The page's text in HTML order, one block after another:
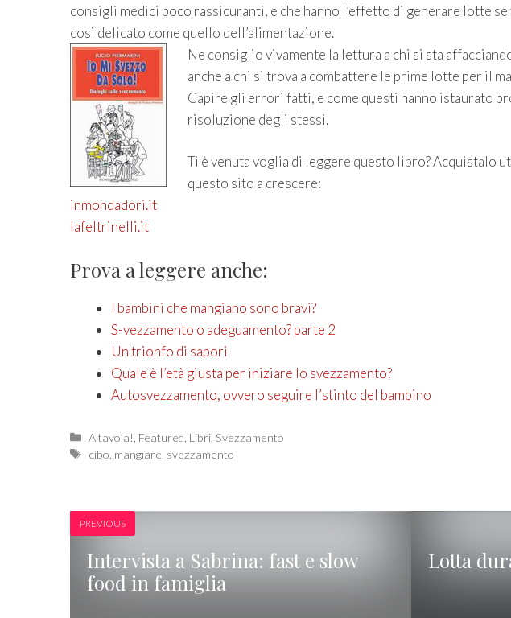
consigli medici poco rassicuranti, e che hanno l’effetto di generare lotte
così delicato come quello dell’alimentazione.
Ne consiglio vivamente la lettura a chi si sta
anche a chi si trova a combattere le prime lotte per il
Capire gli errori fatti, e come questi hanno istaurato
risoluzione degli stessi.
Ti è venuta voglia di leggere questo libro? Acquistalo
questo sito a crescere:
inmondadori.it
lafeltrinelli.it
Prova a leggere anche:
I bambini che mangiano sono bravi?
S-vezzamento o adeguamento? parte 2
Un trionfo di sapori
Quale è l’età giusta per iniziare lo svezzamento?
Autosvezzamento, ovvero seguire l’stinto del bambino
Categories
A tavola! Featured Libri Svezzamento
Tags
cibo mangiare svezzamento
PREVIOUS
Intervista a Sabrina: fast e slow
food in famiglia
Lotta